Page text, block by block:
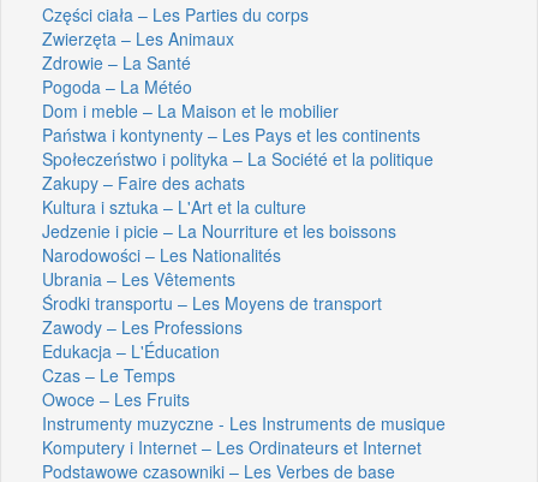
Części ciała – Les Parties du corps
Zwierzęta – Les Animaux
Zdrowie – La Santé
Pogoda – La Météo
Dom i meble – La Maison et le mobilier
Państwa i kontynenty – Les Pays et les continents
Społeczeństwo i polityka – La Société et la politique
Zakupy – Faire des achats
Kultura i sztuka – L'Art et la culture
Jedzenie i picie – La Nourriture et les boissons
Narodowości – Les Nationalités
Ubrania – Les Vêtements
Środki transportu – Les Moyens de transport
Zawody – Les Professions
Edukacja – L'Éducation
Czas – Le Temps
Owoce – Les Fruits
Instrumenty muzyczne - Les Instruments de musique
Komputery i Internet – Les Ordinateurs et Internet
Podstawowe czasowniki – Les Verbes de base